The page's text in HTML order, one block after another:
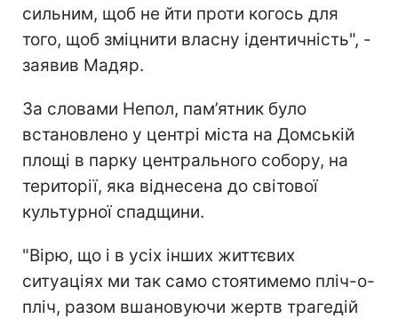
сильним, щоб не йти проти когось для
того, щоб зміцнити власну ідентичність", -
заявив Мадяр.
За словами Непол, пам’ятник було
встановлено у центрі міста на Домській
площі в парку центрального собору, на
території, яка віднесена до світової
культурної спадщини.
"Вірю, що і в усіх інших життєвих
ситуаціях ми так само стоятимемо пліч-о-
пліч, разом вшановуючи жертв трагедій